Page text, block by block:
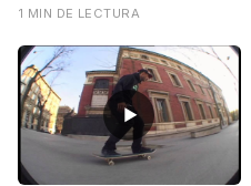
1 MIN DE LECTURA
▶